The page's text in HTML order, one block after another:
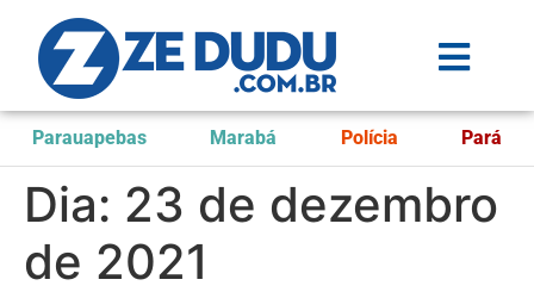
Parauapebas Marabá Polícia Pará
Dia: 23 de dezembro
de 2021